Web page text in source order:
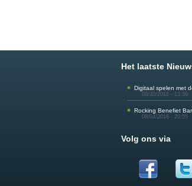
Het laatste
Digitaal spelen met
08/30/2016 - 13:36
Rocking Benefiet
08/04/2016 - 20:55
Volg ons via